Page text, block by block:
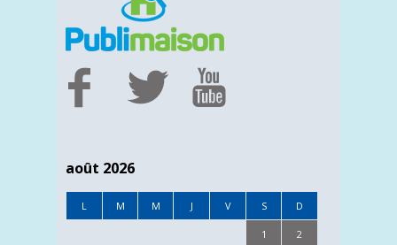
août 2026
L M M J V S D
1 2